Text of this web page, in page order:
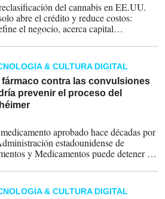
del cannabis en EE.UU.
abre el crédito y reduce costos:
el negocio, acerca capital
de una salida a bolsa.
& CULTURA DIGITAL
fármaco contra las convulsiones
prevenir el proceso del
aprobado hace décadas por
estadounidense de
y Medicamentos puede detener el
cerebro de los pacientes con alzhéimer.
& CULTURA DIGITAL